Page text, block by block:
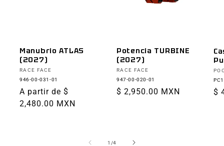
Manubrio ATLAS
(2027)
Proveedor:
RACE FACE
946-00-031-01
Precio
habitual
A partir de $
2,480.00 MXN
Potencia TURBINE
(2027)
Proveedor:
RACE FACE
947-00-020-01
Precio
$ 2,950.00 MXN $
1 /de
4